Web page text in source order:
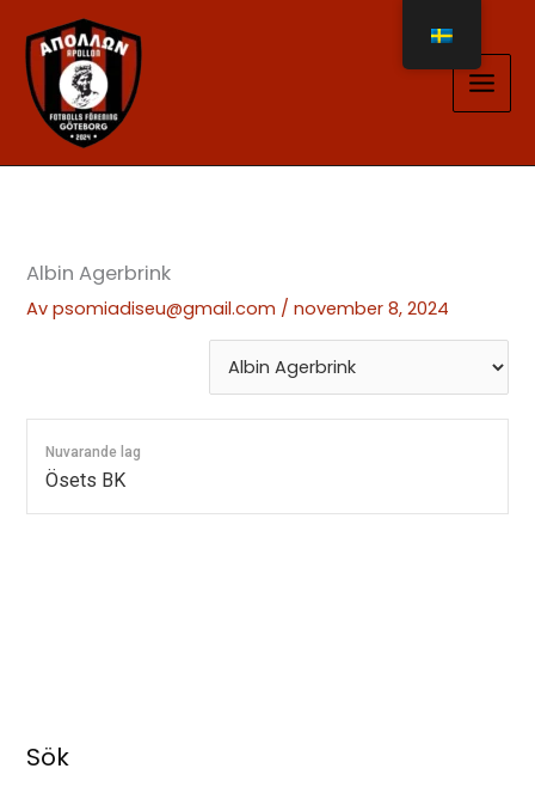
innehåll
Albin Agerbrink
Avpsomiadiseu@gmail.com /november 8, 2024
Nuvarande lag
Ösets BK
Sök